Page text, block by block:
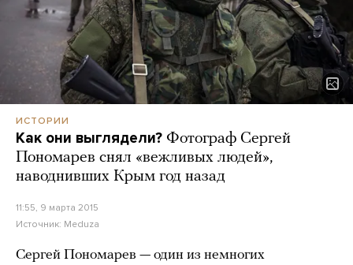
ИСТОРИИ
Как они выглядели? Фотограф Сергей
Пономарев снял «вежливых людей»,
наводнивших Крым год назад
11:55, 9 марта 2015
Источник: Meduza
Сергей Пономарев — один из немногих